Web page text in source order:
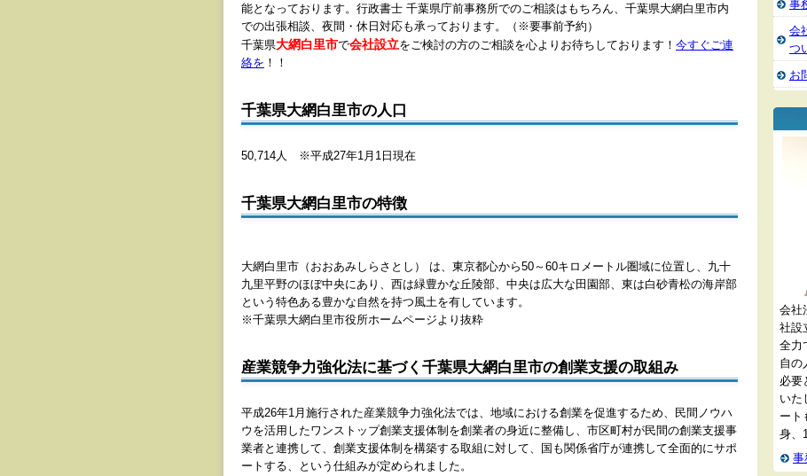
能となっております。行政書士 千葉県庁前事務所でのご相談はもちろん、千葉県大網白里市内
での出張相談、夜間・休日対応も承っております。（※要事前予約）
千葉県大網白里市で会社設立をご検討の方のご相談を心よりお待ちしております！ 今すぐご連
絡を ！！
千葉県大網白里市の人口
50,714人 ※平成27年1月1日現在
千葉県大網白里市の特徴
大網白里市（おおあみしらさとし） は、東京都心から50～60キロメートル圏域に位置し、九十
九里平野のほぼ中央にあり、西は緑豊かな丘陵部、中央は広大な田園部、東は白砂青松の海岸部
という特色ある豊かな自然を持つ風土を有しています。
※千葉県大網白里市役所ホームページより抜粋
産業競争力強化法に基づく千葉県大網白里市の創業支援の取組み
平成26年1月施行された産業競争力強化法では、地域における創業を促進するため、民間ノウハ
ウを活用したワンストップ創業支援体制を創業者の身近に整備し、市区町村が民間の創業支援事
業者と連携して、創業支援体制を構築する取組に対して、国も関係省庁が連携して全面的にサポ
ートする、という仕組みが定められました。
事
会
つ
お
会社
社設
全力
自の
必要
いた
ート
身、
事